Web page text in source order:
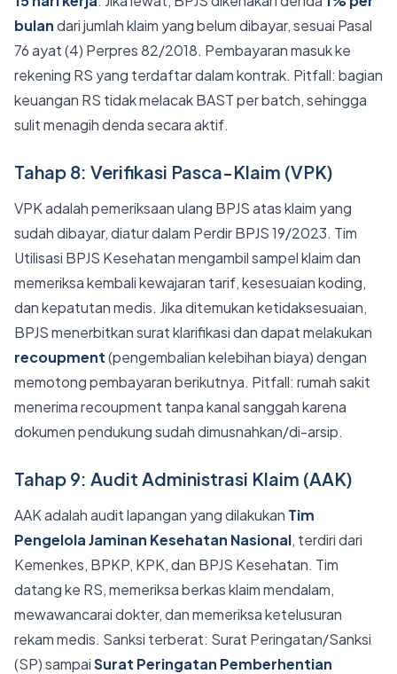
bulandari jumlah klaim yang belum dibayar, sesuai Pasal
76 ayat (4) Perpres 82/2018. Pembayaran masuk ke
rekening RS yang terdaftar dalam kontrak. Pitfall: bagian
keuangan RS tidak melacak BAST per batch, sehingga
sulit menagih denda secara aktif.
Tahap 8: Verifikasi Pasca-Klaim (VPK)
VPK adalah pemeriksaan ulang BPJS atas klaim yang
sudah dibayar, diatur dalam Perdir BPJS 19/2023. Tim
Utilisasi BPJS Kesehatan mengambil sampel klaim dan
memeriksa kembali kewajaran tarif, kesesuaian koding,
dan kepatutan medis. Jika ditemukan ketidaksesuaian,
BPJS menerbitkan surat klarifikasi dan dapat melakukan
recoupment(pengembalian kelebihan biaya) dengan
memotong pembayaran berikutnya. Pitfall: rumah sakit
menerima recoupment tanpa kanal sanggah karena
dokumen pendukung sudah dimusnahkan/di-arsip.
Tahap 9: Audit Administrasi Klaim (AAK)
AAK adalah audit lapangan yang dilakukan Tim
Pengelola Jaminan Kesehatan Nasional, terdiri dari
Kemenkes, BPKP, KPK, dan BPJS Kesehatan. Tim
datang ke RS, memeriksa berkas klaim mendalam,
mewawancarai dokter, dan memeriksa ketelusuran
rekam medis. Sanksi terberat: Surat Peringatan/Sanksi
(SP) sampaiSurat Peringatan Pemberhentian